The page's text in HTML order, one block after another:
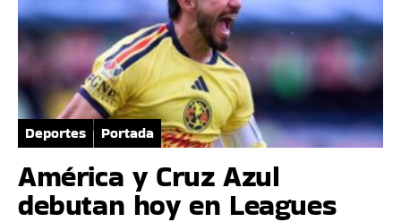
Deportes Portada
América y Cruz Azul
debutan hoy en Leagues